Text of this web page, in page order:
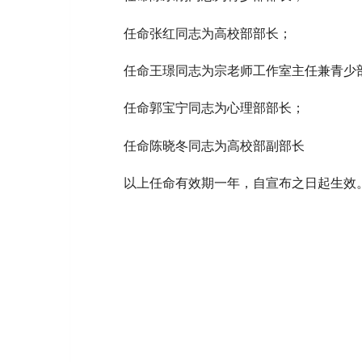
任命张红同志为高校部部长；
任命王璟同志为宗老师工作室主任兼青少
任命郭宝宁同志为心理部部长；
任命陈晓冬同志为高校部副部长
以上任命有效期一年，自宣布之日起生效。